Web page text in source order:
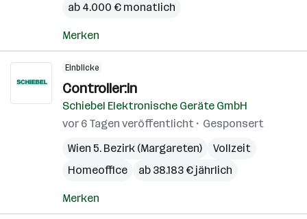
ab 4.000 € monatlich
Merken
Einblicke
Controller:in
Schiebel Elektronische Geräte GmbH
vor 6 Tagen veröffentlicht
Gesponsert
Wien 5. Bezirk (Margareten)
Vollzeit
Homeoffice
ab 38.183 € jährlich
Merken